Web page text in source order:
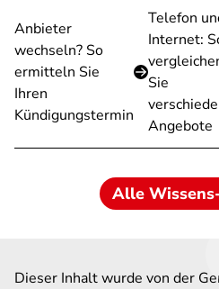
Anbieter
wechseln? So
ermitteln Sie
Ihren
Kündigungstermin
Telefon
Internet:
Sie
Angebote
Alle
Dieser Inhalt wurde von der